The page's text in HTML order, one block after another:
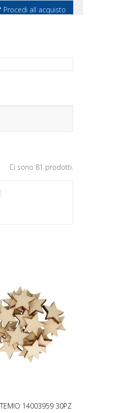
Procedi all acquisto
Ci sono 81 prodotti.
14003959 30PZ